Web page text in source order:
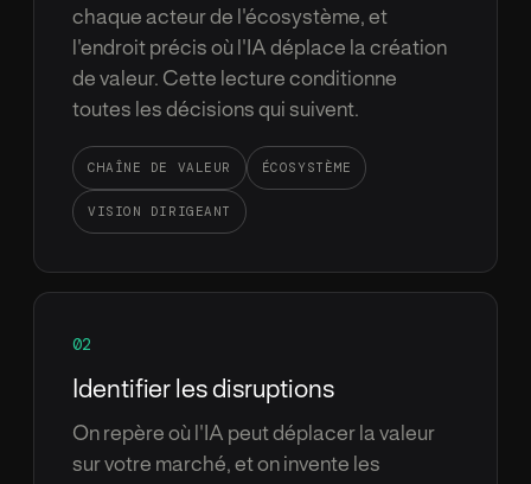
chaque acteur de l'écosystème, et
l'endroit précis où l'IA déplace la création
de valeur. Cette lecture conditionne
toutes les décisions qui suivent.
CHA ÎNE DE VALEUR ÉCOSYST ÈME
VISION DIRIGEANT
02
Identifier les disruptions
On repère où l'IA peut déplacer la valeur
sur votre marché, et on invente les